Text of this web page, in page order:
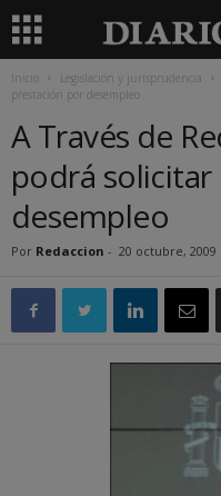
Inicio Legislación y jurisprudencia
prestación por desempleo
A Través de
podrá
desempleo
Por Redaccion - 20 octubre, 2009